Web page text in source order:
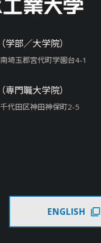
部／大学院）
埼玉郡宮代町学園台4-1
門職大学院）
代田区神田神保町2-5
ENGLISH